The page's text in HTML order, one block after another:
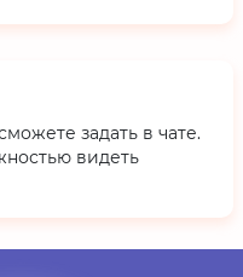
задать в чате.
видеть